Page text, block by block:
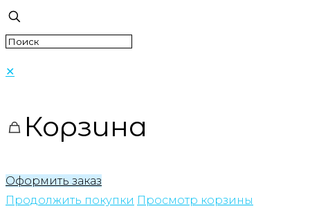
✕
Корзина
Оформить заказ
Продолжить покупки Просмотр корзины